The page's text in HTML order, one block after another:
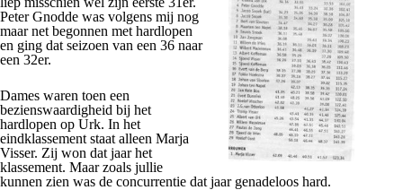
Peter Gnodde was volgens mij nog
maar net begonnen met hardlopen
en ging dat seizoen van een 36 naar
een 32er.
Dames waren toen een
bezienswaardigheid bij het
hardlopen op Urk. In het
eindklassement staat alleen Marja
Visser. Zij won dat jaar het
klassement. Maar zoals jullie
kunnen zien was de concurrentie dat jaar genadeloos hard.